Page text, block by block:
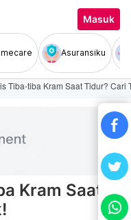
Masuk
Asuransiku
Tiba-tiba Kram Saat Tidur? Cari
Kram Saat